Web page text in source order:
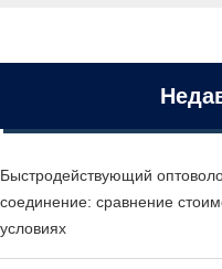
Быстродействующий
соединение: сравнение
условиях